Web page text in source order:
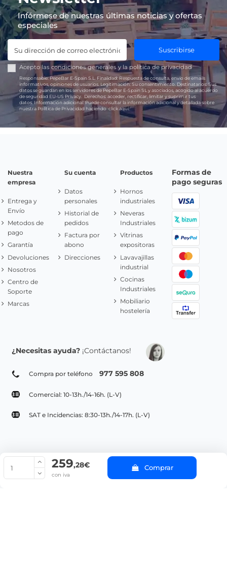
259,28€
con iva
Comprar
Infórmese de nuestras últimas noticias y ofertas
especiales
Suscribirse
Acepto las condiciones generales y lapolítica de privacidad
Responsable:PepeBar E-Spain S.L. Finalidad: Respuesta de consulta, envío de emails
informativos, opiniones de usuarios. Legitimación: Su consentimiento. Destinatarios: Sus
datos se guardan en los servidores de PepeBar E-Spain SL y asociados, acogido al acuerdo
de seguridad EU-US Privacy.
Derechos: acceder, rectificar, limitar y suprimir tus
datos. Información adicional:Puede consultar la información adicional y detallada sobre
nuestra Política de Privacidad haciendoclick aquí.
Nuestra
empresa
Entrega y
Envío
Metodos de
pago
Garantía
Devoluciones
Nosotros
Centro de
Soporte
Marcas
Su cuenta
Datos
personales
Historial de
pedidos
Factura por
abono
Direcciones
Productos
Hornos
industriales
Neveras
Industriales
Vitrinas
expositoras
Lavavajillas
industrial
Cocinas
Industriales
Mobiliario
hostelería
Formas de
pago seguras
¿Necesitas ayuda? ¡Contáctanos!
Compra por teléfono 977 595 808
Comercial: 10-13h./14-16h. (L-V)
SAT e Incidencias: 8:30-13h./14-17h. (L-V)
© Copyright 2022 PepeBar.com |
Aviso legal y
Condiciones generales de compra |